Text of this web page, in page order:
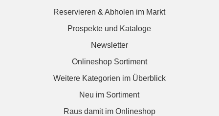
Reservieren & Abholen im Markt
Prospekte und Kataloge
Newsletter
Onlineshop Sortiment
Weitere Kategorien im Überblick
Neu im Sortiment
Raus damit im Onlineshop